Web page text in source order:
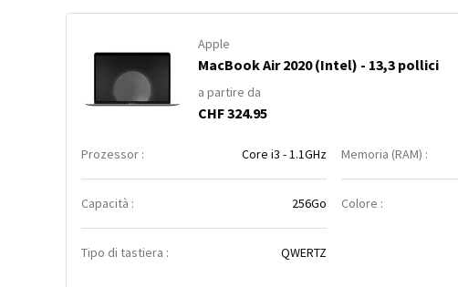
Apple
MacBook Air 2020 (Intel) - 13,3 pollici
a partire da
CHF 324.95
Prozessor : Core i3 - 1.1GHz Memoria (RAM) :
Capacità : 256Go Colore :
Tipo di tastiera : QWERTZ